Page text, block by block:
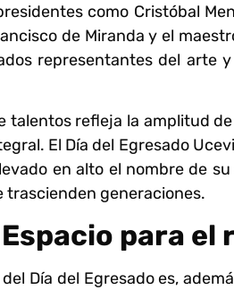
como Cristóbal
de Miranda y el
representantes del arte
talentos refleja la amplitud
El Día del Egresado
en alto el nombre de
trascienden generaciones.
Espacio para
Día del Egresado es,